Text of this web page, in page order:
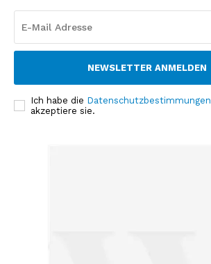
NEWSLETTER ANMELDEN
Ich habe die Datenschutzbestimmungen
akzeptiere sie.